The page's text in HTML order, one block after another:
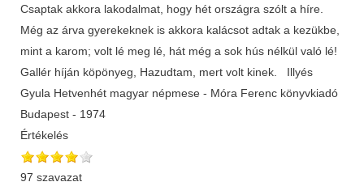
Csaptak akkora lakodalmat, hogy hét országra szólt a híre.
Még az árva gyerekeknek is akkora kalácsot adtak a kezükbe,
mint a karom; volt lé meg lé, hát még a sok hús nélkül való lé!
Gallér híján köpönyeg, Hazudtam, mert volt kinek. Illyés
Gyula Hetvenhét magyar népmese - Móra Ferenc könyvkiadó
Budapest - 1974
Értékelés
97 szavazat